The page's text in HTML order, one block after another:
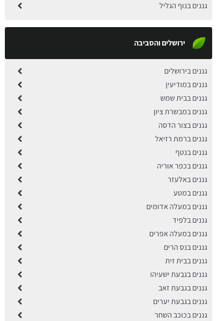
גננים בנוף הגליל
ירושלים והסביבה
גננים בירושלים
גננים במודיעין
גננים בבית שמש
גננים במבשרת ציון
גננים בצור הדסה
גננים ברמת רזיאל
גננים בנטף
גננים בכפר אוריה
גננים באלעזר
גננים במטע
גננים במעלה אדומים
גננים בלפיד
גננים במעלה אפרים
גננים בנס הרים
גננים בבית זית
גננים בגבעת ישעיהו
גננים בגבעת זאב
גננים בגבעת יערים
גננים בכוכב השחר